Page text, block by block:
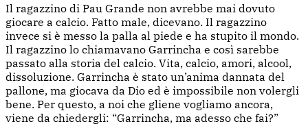
Il ragazzino di Pau Grande non avrebbe mai dovuto
giocare a calcio. Fatto male, dicevano. Il ragazzino
invece si è messo la palla al piede e ha stupito il mondo.
Il ragazzino lo chiamavano Garrincha e così sarebbe
passato alla storia del calcio. Vita, calcio, amori, alcool,
dissoluzione. Garrincha è stato un’anima dannata del
pallone, ma giocava da Dio ed è impossibile non volergli
bene. Per questo, a noi che gliene vogliamo ancora,
viene da chiedergli: “Garrincha, ma adesso che fai?”